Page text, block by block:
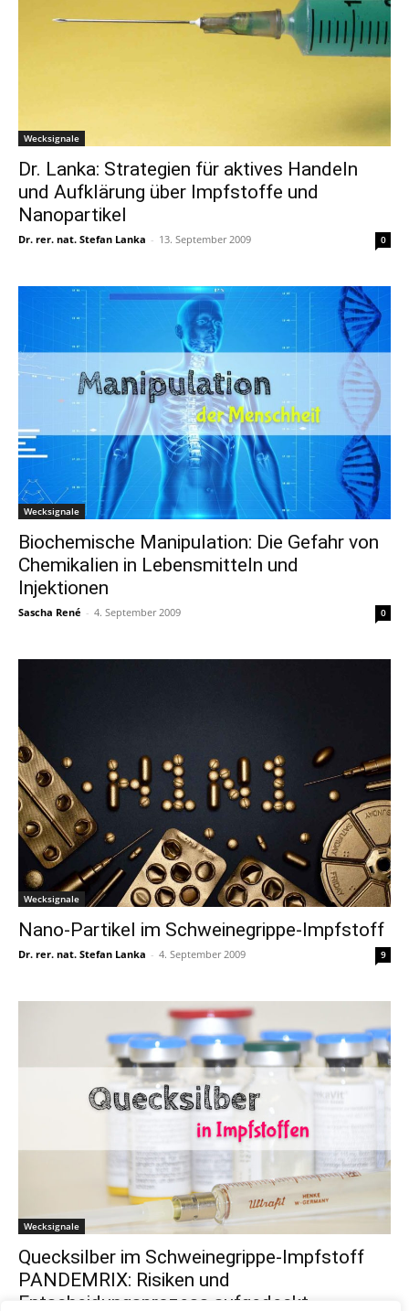
Wecksignale
Dr. Lanka: Strategien für aktives Handeln
und Aufklärung über Impfstoffe und
Nanopartikel
Dr. rer. nat. Stefan Lanka - 13. September 2009 0
Wecksignale
Biochemische Manipulation: Die Gefahr von
Chemikalien in Lebensmitteln und
Injektionen
Sascha René - 4. September 2009 0
Wecksignale
Nano-Partikel im Schweinegrippe-Impfstoff
Dr. rer. nat. Stefan Lanka - 4. September 2009 9
Wecksignale
Quecksilber im Schweinegrippe-Impfstoff
PANDEMRIX: Risiken und
Entscheidungsprozess aufgedeckt